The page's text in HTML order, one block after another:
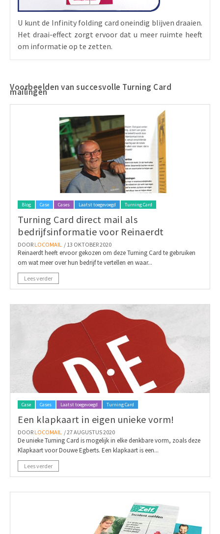
U kunt de Infinity folding card oneindig blijven draaien.
Het draai-effect zorgt ervoor dat u meer ruimte heeft
om informatie op te zetten.
Voorbeelden van succesvolle Turning Card
mailingen
Blog Case Cases Laatst toegevoegd Turning Card
Turning Card direct mail als
bedrijfsinformatie voor Reinaerdt
DOOR LOCOMAIL / 13 OKTOBER 2020
Reinaerdt heeft ervoor gekozen om deze Turning Card te gebruiken
om wat meer over hun bedrijf te vertellen en waar...
Lees verder
Case Cases Laatst toegevoegd Turning Card
Een klapkaart in eigen unieke vorm!
DOOR LOCOMAIL / 27 AUGUSTUS 2020
De unieke Turning Card is mogelijk in elke denkbare vorm, zoals deze
Klapkaart voor Douwe Egberts. Een klapkaart is een...
Lees verder